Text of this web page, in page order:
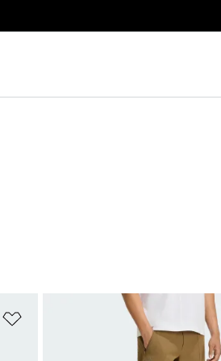
Aggiungi alla lista dei desideri